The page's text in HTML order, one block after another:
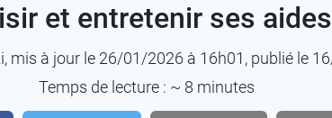
et entretenir ses
, mis à jour le 26/01/2026 à 16h01, publié le
Temps de lecture : ~ 8 minutes